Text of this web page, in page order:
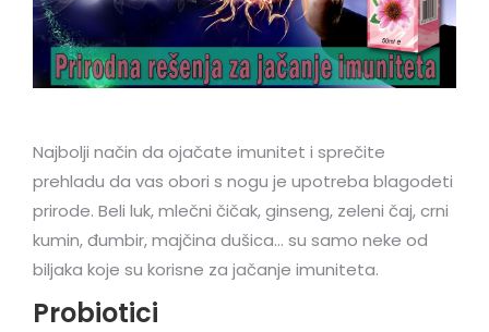
Najbolji način da ojačate imunitet i sprečite
prehladu da vas obori s nogu je upotreba blagodeti
prirode. Beli luk, mlečni čičak, ginseng, zeleni čaj, crni
kumin, đumbir, majčina dušica… su samo neke od
biljaka koje su korisne za jačanje imuniteta.
Probiotici